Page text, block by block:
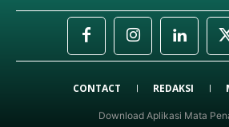
CONTACT REDAKSI
Download Aplikasi Mata